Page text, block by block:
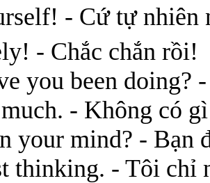
- Cứ tự nhiên
- Chắc chắn rồi!
you been doing?
- Không có
your mind? - Bạn
thinking. - Tôi chỉ